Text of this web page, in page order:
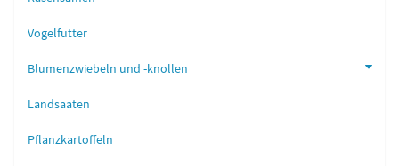
Vogelfutter
Blumenzwiebeln und -knollen
Landsaaten
Pflanzkartoffeln